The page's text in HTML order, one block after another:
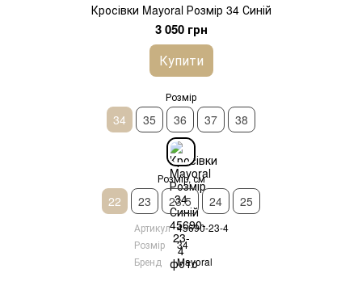
Кросівки Mayoral Розмір 34 Синій
3 050 грн
Купити
Розмір
34 35 36 37 38
Розмір, см
22 23 23.5 24 25
Артикул 45690-23-4
Розмір
34
Бренд
Mayoral